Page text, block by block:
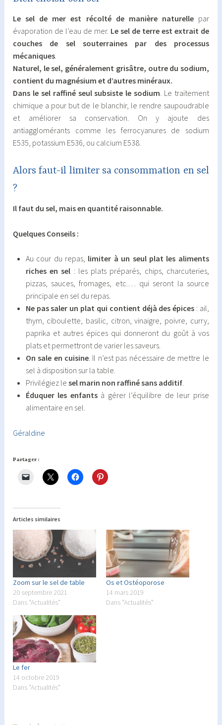
Le sel de mer est récolté de manière naturellepar
évaporation de l’eau de mer. Le sel de terre est extrait de
couches de sel souterraines par des processus
mécaniques.
Naturel, le sel, généralement grisâtre, outre du sodium,
contient du magnésium et d’autres minéraux.
Dans le sel raffiné seul subsiste le sodium. Le traitement
chimique a pour but de le blanchir, le rendre saupoudrable
et améliorer sa conservation. On y ajoute des
antiagglomérants comme les ferrocyanures de sodium
E535, potassium E536, ou calcium E538.
Alors faut-il limiter sa consommation en sel
?
Il faut du sel, mais en quantité raisonnable.
Quelques Conseils :
Au cour du repas, limiter à un seul plat les aliments
riches en sel : les plats préparés, chips, charcuteries,
pizzas, sauces, fromages, etc.… qui seront la source
principale en sel du repas.
Ne pas saler un plat qui contient déjà des épices : ail,
thym, ciboulette, basilic, citron, vinaigre, poivre, curry,
paprika et autres épices qui donneront du goût à vos
plats et permettront de varier les saveurs.
On sale en cuisine. Il n’est pas nécessaire de mettre le
sel à disposition sur la table.
Privilégiez le sel marin non raffiné sans additif.
Éduquer les enfantsà gérer l’équilibre de leur prise
alimentaire en sel.
Géraldine
Partager :
Articles similaires
Zoom sur le sel de table
20 septembre 2021
Dans "Actualités"
Os et Ostéoporose
14 mars 2019
Dans "Actualités"
Le fer
14 octobre 2019
Dans "Actualités"